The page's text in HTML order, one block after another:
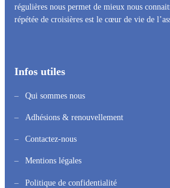
régulières nous permet de mieux nous
répétée de croisières est le cœur de vie de
Infos utiles
Qui sommes nous
Adhésions & renouvellement
Contactez-nous
Mentions légales
Politique de confidentialité